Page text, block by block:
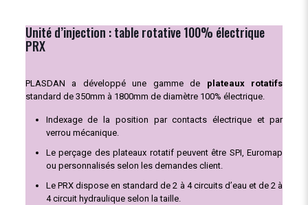
Unité d’injection : table rotative 100% électrique
PRX
PLASDAN a développé une gamme de plateaux rotatifs
standard de 350mm à 1800mm de diamètre 100% électrique.
Indexage de la position par contacts électrique et par
verrou mécanique.
Le perçage des plateaux rotatif peuvent être SPI, Euromap
ou personnalisés selon les demandes client.
Le PRX dispose en standard de 2 à 4 circuits d’eau et de 2 à
4 circuit hydraulique selon la taille.